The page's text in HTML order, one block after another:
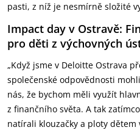
pasti, z níž je nesmírně složité
Impact day v Ostravě:
pro děti z výchovných
„Když jsme v Deloitte Ostrava
společenské odpovědnosti
nás, že bychom měli využít
z finančního světa. A tak
natírali klouzačky a ploty dětem